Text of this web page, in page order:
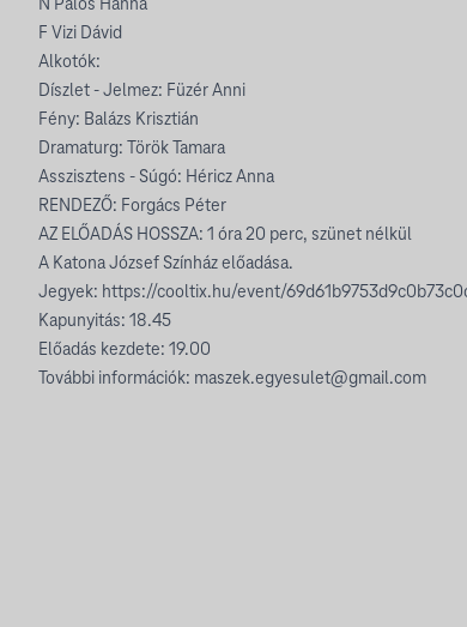
N Pálos Hanna
F Vizi Dávid
Alkotók:
Díszlet - Jelmez: Füzér Anni
Fény: Balázs Krisztián
Dramaturg: Török Tamara
Asszisztens - Súgó: Héricz Anna
RENDEZŐ: Forgács Péter
AZ ELŐADÁS HOSSZA: 1 óra 20 perc, szünet nélkül
A Katona József Színház előadása.
Jegyek: https://cooltix.hu/event/
Kapunyitás: 18.45
Előadás kezdete: 19.00
További információk: maszek.egyesulet@gmail.com